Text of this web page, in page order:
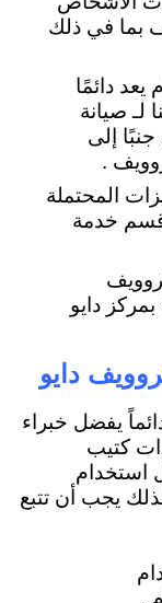
بما في ذلك
يعد دائمًا
لـ صيانة
إلى
.
المحتملة
قسم خدمة
دايو
دايو
يفضل خبراء
كتيب
استخدام
يجب أن تتبع
.